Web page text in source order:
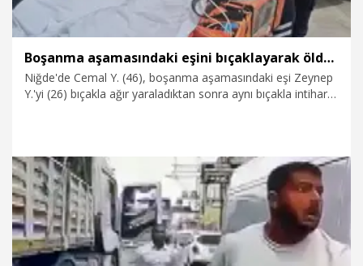
Boşanma aşamasındaki eşini bıçaklayarak öldürdü; intihar girişiminde bulundu
Niğde'de Cemal Y. (46), boşanma aşamasındaki eşi Zeynep
Y.'yi (26) bıçakla ağır yaraladıktan sonra aynı bıçakla intihar
28.03.2026 Gündem